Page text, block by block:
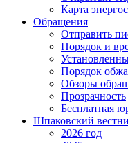
Карта
Обращения
Отправить
Порядок и
Порядок
Обзоры
Прозрачность
Бесплатная
Шпаковский
2026 год